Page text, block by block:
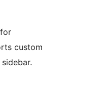
custom